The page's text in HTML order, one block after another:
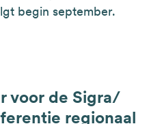
begin september.
voor de Sigra/
regionaal